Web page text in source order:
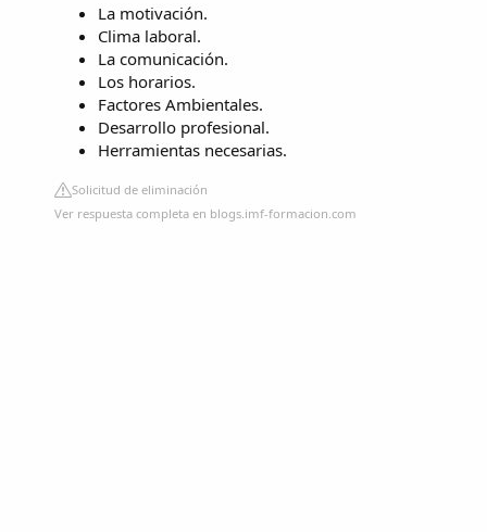
La motivación.
Clima laboral.
La comunicación.
Los horarios.
Factores Ambientales.
Desarrollo profesional.
Herramientas necesarias.
Solicitud de eliminación
Ver respuesta completa en blogs.imf-formacion.com